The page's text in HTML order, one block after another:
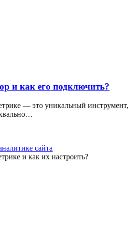
и как его подключить?
— это уникальный инструмент,
сайта